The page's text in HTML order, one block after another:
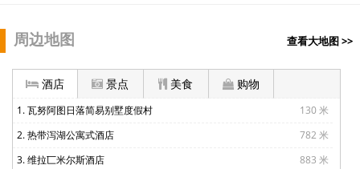
周边地图 查看大地图 >>
酒店 景点 美食 购物
1. 瓦努阿图日落简易别墅度假村
130 米
2. 热带泻湖公寓式酒店
782 米
3. 维拉匸米尔斯酒店
883 米